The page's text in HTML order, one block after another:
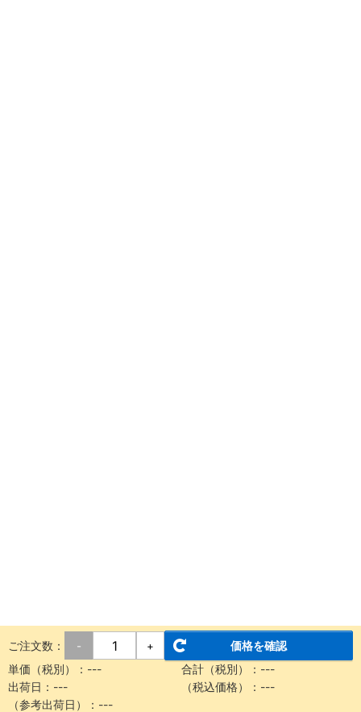
ご注文数： - +
価格を確認
単価（税別）： --- 合計（税別）： ---
出荷日： --- （税込価格）： ---
（参考出荷日）： ---